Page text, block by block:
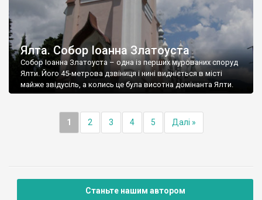
Ялта. Собор Іоанна Златоуста
Собор Іоанна Златоуста – одна із перших мурованих споруд
Ялти. Його 45-метрова дзвіниця і нині видніється в місті
майже звідусіль, а колись це була висотна домінанта Ялти.
1 2 3 4 5 Далі »
Станьте нашим автором